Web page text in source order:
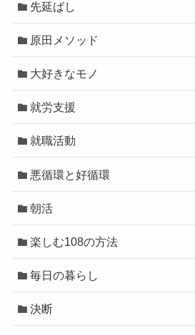
先延ばし
原田メソッド
大好きなモノ
就労支援
就職活動
悪循環と好循環
朝活
楽しむ108の方法
毎日の暮らし
決断